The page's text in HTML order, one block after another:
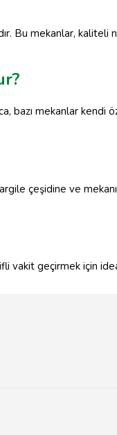
Bu mekanlar,
mekanlar kendi
çeşidine ve
vakit geçirmek için